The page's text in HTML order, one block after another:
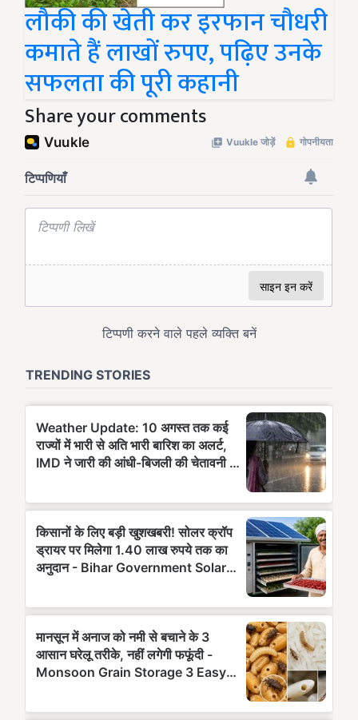
लौकी की खेती कर इरफान चौधरी
कमाते हैं लाखों रुपए, पढ़िए उनके
सफलता की पूरी कहानी
Share your comments